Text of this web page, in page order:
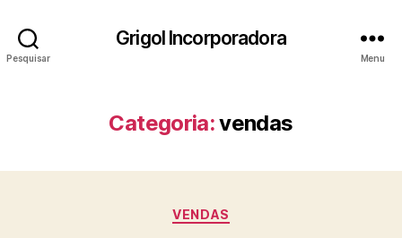
Pesquisar
Grigol Incorporadora
Menu
Categoria:vendas
VENDAS